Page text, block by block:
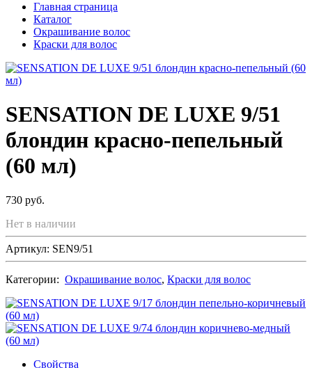
Главная страница
Каталог
Окрашивание волос
Краски для волос
SENSATION DE LUXE 9/51
блондин красно-пепельный
(60 мл)
730 руб.
Нет в наличии
Артикул: SEN9/51
Категории: Окрашивание волос, Краски для волос
Свойства